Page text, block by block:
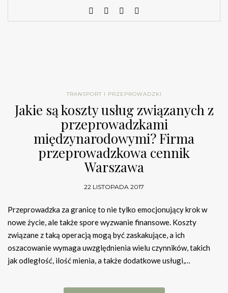
TRANSPORT I PRZEPROWADZKI
Jakie są koszty usług związanych z
przeprowadzkami
międzynarodowymi? Firma
przeprowadzkowa cennik
Warszawa
22 LISTOPADA 2017
Przeprowadzka za granicę to nie tylko emocjonujący krok w
nowe życie, ale także spore wyzwanie finansowe. Koszty
związane z taką operacją mogą być zaskakujące, a ich
oszacowanie wymaga uwzględnienia wielu czynników, takich
jak odległość, ilość mienia, a także dodatkowe usługi,…